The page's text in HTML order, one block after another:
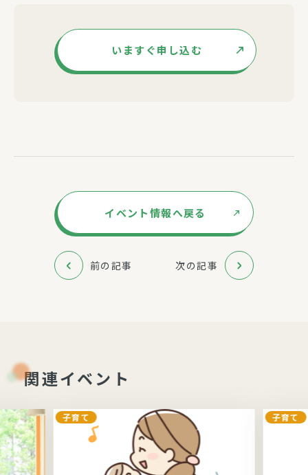
いますぐ申し込む
イベント情報へ戻る
前の記事 次の記事
関連イベント
子育て 子育て